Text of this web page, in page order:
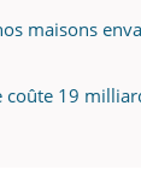
maisons
19